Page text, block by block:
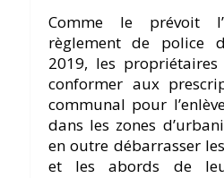
Comme le prévoit
règlement de police
2019, les
conformer aux
communal pour
dans les zones
en outre débarrasser
et les abords de